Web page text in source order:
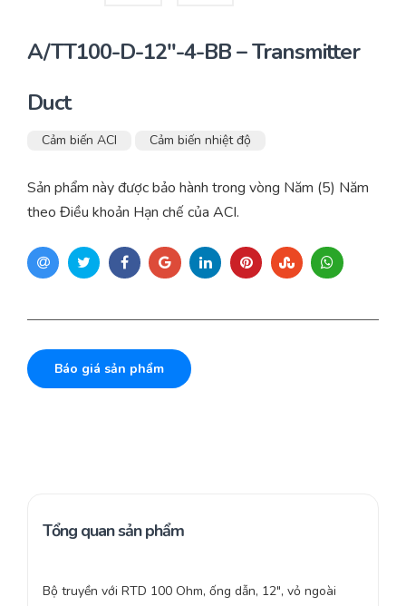
A/TT100-D-12″-4-BB – Transmitter
Duct
Cảm biến ACI Cảm biến nhiệt độ
Sản phẩm này được bảo hành trong vòng Năm (5) Năm
theo Điều khoản Hạn chế của ACI.
Báo giá sản phẩm
Tổng quan sản phẩm
Bộ truyền với RTD 100 Ohm, ống dẫn, 12″, vỏ ngoài